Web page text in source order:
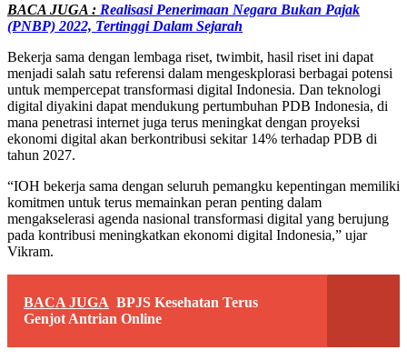
BACA JUGA : Realisasi Penerimaan Negara Bukan Pajak
(PNBP) 2022, Tertinggi Dalam Sejarah
Bekerja sama dengan lembaga riset, twimbit, hasil riset ini dapat
menjadi salah satu referensi dalam mengeskplorasi berbagai potensi
untuk mempercepat transformasi digital Indonesia. Dan teknologi
digital diyakini dapat mendukung pertumbuhan PDB Indonesia, di
mana penetrasi internet juga terus meningkat dengan proyeksi
ekonomi digital akan berkontribusi sekitar 14% terhadap PDB di
tahun 2027.
“IOH bekerja sama dengan seluruh pemangku kepentingan memiliki
komitmen untuk terus memainkan peran penting dalam
mengakselerasi agenda nasional transformasi digital yang berujung
pada kontribusi meningkatkan ekonomi digital Indonesia,” ujar
Vikram.
BACA JUGA BPJS Kesehatan Terus
Genjot Antrian Online